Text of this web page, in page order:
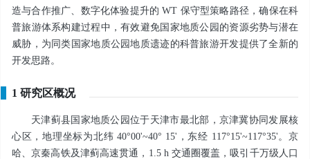
造与合作推广、数字化体验提升的 WT 保守型策略路径，确保在科
普旅游体系构建过程中，有效避免国家地质公园的资源劣势与潜在
威胁，为同类国家地质公园地质遗迹的科普旅游开发提供了全新的
开发思路。
1 研究区概况
天津蓟县国家地质公园位于天津市最北部，京津冀协同发展核
心区，地理坐标为北纬 40°00'~40° 15'，东经 117°15'~117°35'。京
哈、京秦高铁及津蓟高速贯通，1.5 h 交通圈覆盖，吸引千万级人口